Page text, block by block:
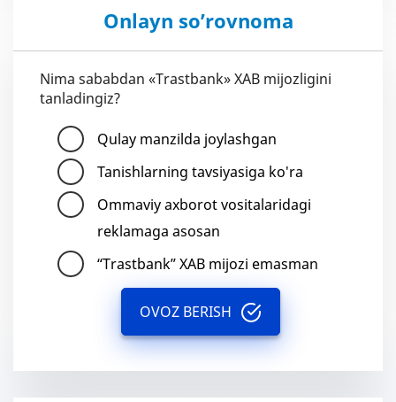
Onlayn so’rovnoma
Nima sababdan «Trastbank» XAB mijozligini
tanladingiz?
Qulay manzilda joylashgan
Tanishlarning tavsiyasiga ko'ra
Ommaviy axborot vositalaridagi
reklamaga asosan
“Trastbank” XAB mijozi emasman
OVOZ BERISH